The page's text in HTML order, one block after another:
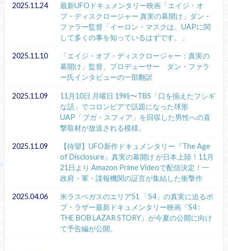
2025.11.24
最新UFOドキュメンタリー映画「エイジ・オ
ブ・ディスクロージャー 真実の幕開け」ダン・
ファラー監督「イーロン・マスクは、UAPに関
して多くの事を知っているはずです。」
2025.11.10
「エイジ・オブ・ディスクロージャー：真実の
幕開け」監督、プロデューサー ダン・ファラ
ー氏インタビューの一部翻訳
2025.11.09
11月10日 月曜日 19時〜TBS「口を揃えたフシギ
な話」でコロンビアで話題になった球形
UAP「ブガ・スフィア」を回収した男性への直
撃取材が放送される模様。
2025.11.09
【待望】UFO新作ドキュメンタリー『The Age
of Disclosure』真実の幕開け が日本上陸！11月
21日より Amazon Prime Videoで配信決定！一
政府・軍・諜報機関の証言が集結した衝撃作
2025.04.06
米ラスベガスのエリア51 「S4」の真実に迫るボ
ブ・ラザー最新ドキュメンタリー映画『S4 :
THE BOB LAZAR STORY』が今夏の公開に向け
て予告編が公開。